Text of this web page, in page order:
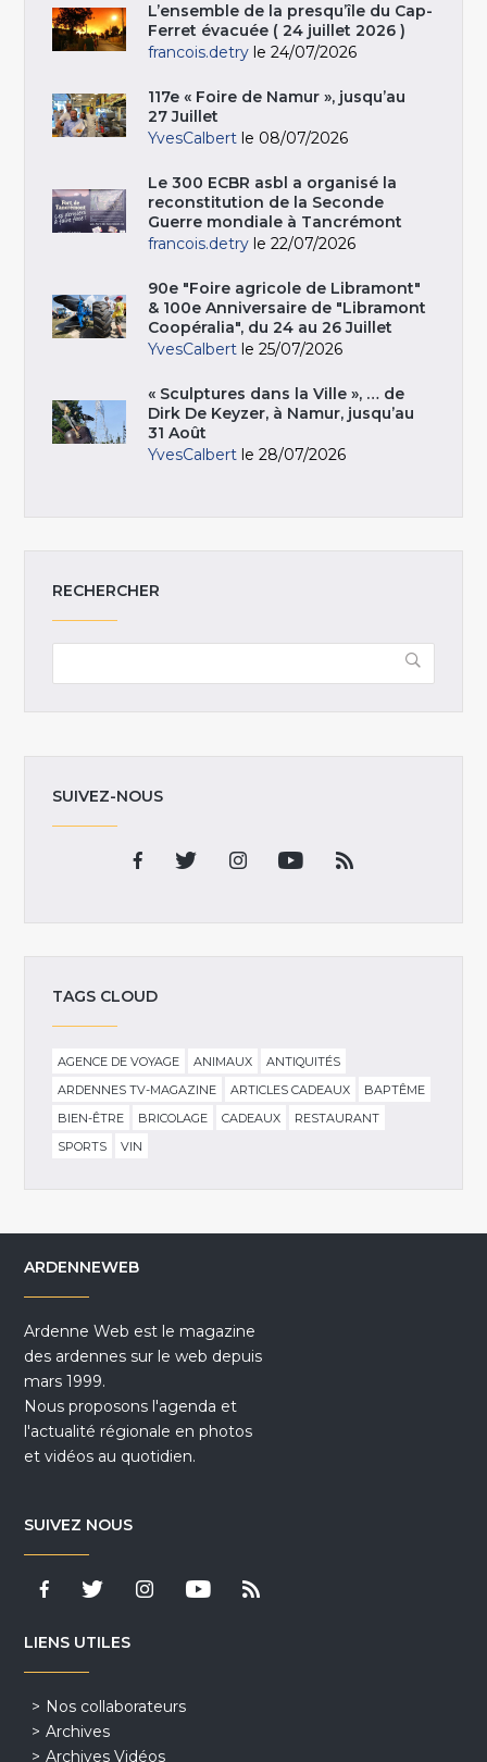
L’ensemble de la presqu’île du Cap-
Ferret évacuée ( 24 juillet 2026 )
francois.detry le 24/07/2026
117e « Foire de Namur », jusqu’au
27 Juillet
YvesCalbert le 08/07/2026
Le 300 ECBR asbl a organisé la
reconstitution de la Seconde
Guerre mondiale à Tancrémont
francois.detry le 22/07/2026
90e "Foire agricole de Libramont"
& 100e Anniversaire de "Libramont
Coopéralia", du 24 au 26 Juillet
YvesCalbert le 25/07/2026
« Sculptures dans la Ville », … de
Dirk De Keyzer, à Namur, jusqu’au
31 Août
YvesCalbert le 28/07/2026
RECHERCHER
SUIVEZ-NOUS
TAGS CLOUD
AGENCE DE VOYAGE ANIMAUX
ANTIQUITÉS
ARDENNES TV-MAGAZINE
ARTICLES CADEAUX
BAPTÊME
BIEN-ÊTRE
BRICOLAGE CADEAUX
RESTAURANT
SPORTS
VIN
ARDENNEWEB
Ardenne Web est le magazine
des ardennes sur le web depuis
mars 1999.
Nous proposons l'agenda et
l'actualité régionale en photos
et vidéos au quotidien.
SUIVEZ NOUS
LIENS UTILES
Nos collaborateurs
Archives
Archives Vidéos